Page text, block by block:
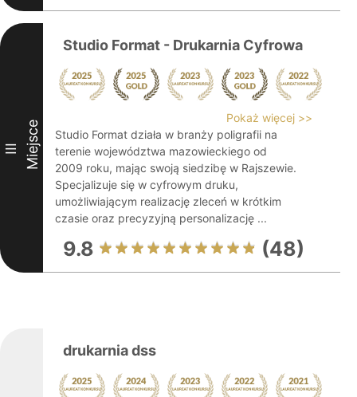
III Miejsce
Studio Format - Drukarnia Cyfrowa
Pokaż więcej >>
Studio Format działa w branży poligrafii na
terenie województwa mazowieckiego od
2009 roku, mając swoją siedzibę w Rajszewie.
Specjalizuje się w cyfrowym druku,
umożliwiającym realizację zleceń w krótkim
czasie oraz precyzyjną personalizację ...
9.8 (48)
drukarnia dss